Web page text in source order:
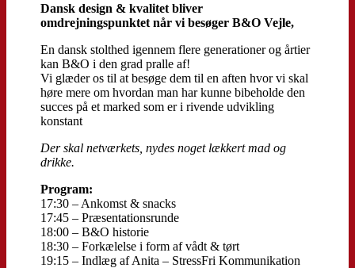
Dansk design & kvalitet bliver
omdrejningspunktet når vi besøger B&O Vejle,
En dansk stolthed igennem flere generationer og årtier
kan B&O i den grad pralle af!
Vi glæder os til at besøge dem til en aften hvor vi skal
høre mere om hvordan man har kunne bibeholde den
succes på et marked som er i rivende udvikling
konstant
Der skal netværkets, nydes noget lækkert mad og
drikke.
Program:
17:30 – Ankomst & snacks
17:45 – Præsentationsrunde
18:00 – B&O historie
18:30 – Forkælelse i form af vådt & tørt
19:15 – Indlæg af Anita – StressFri Kommunikation